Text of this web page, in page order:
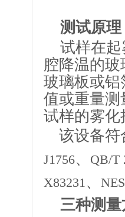
测试原理
试样在
腔降温的
玻璃板或
值或重量
试样的雾
该设备符
J1756、
QB/T
X83231、
三种测